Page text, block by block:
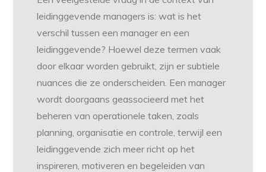
leidinggevende managers is: wat is het
verschil tussen een manager en een
leidinggevende? Hoewel deze termen vaak
door elkaar worden gebruikt, zijn er subtiele
nuances die ze onderscheiden. Een manager
wordt doorgaans geassocieerd met het
beheren van operationele taken, zoals
planning, organisatie en controle, terwijl een
leidinggevende zich meer richt op het
inspireren, motiveren en begeleiden van